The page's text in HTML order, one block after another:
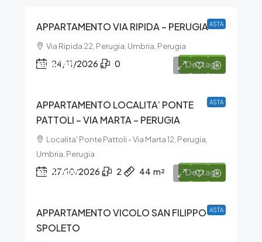
ASTA
APPARTAMENTO VIA RIPIDA – PERUGIA
Via Ripida 22, Perugia, Umbria, Perugia
24/11/2026 0 Dettagli
ASTA
€24.188
APPARTAMENTO LOCALITA’ PONTE
PATTOLI – VIA MARTA – PERUGIA
Localita' Ponte Pattoli - Via Marta 12, Perugia,
Umbria, Perugia
27/10/2026 2 44 m² Dettagli
ASTA
€75.000
APPARTAMENTO VICOLO SAN FILIPPO –
SPOLETO